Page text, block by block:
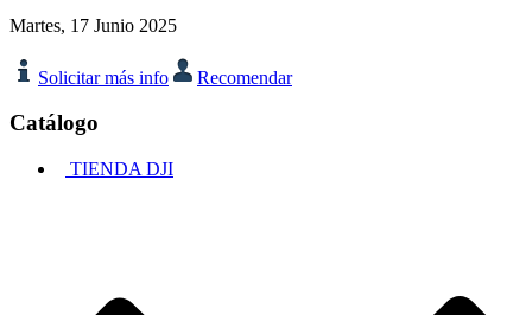
Martes, 17 Junio 2025
Solicitar más info Recomendar
Catálogo
TIENDA DJI